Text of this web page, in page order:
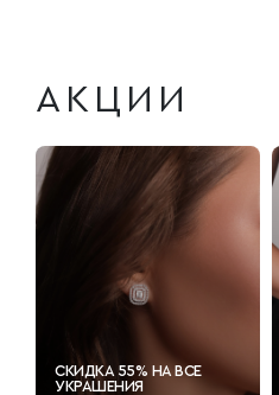
АКЦИИ
СКИДКА 55% НА ВСЕ
УКРАШЕНИЯ